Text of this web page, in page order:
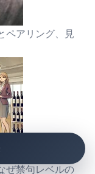
ペアリング、見
ぜ禁句レベルの